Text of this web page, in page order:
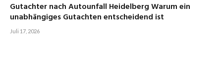
Gutachter nach Autounfall Heidelberg Warum ein
unabhängiges Gutachten entscheidend ist
Juli 17, 2026